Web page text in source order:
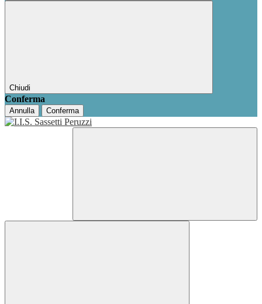
Chiudi
Conferma
Annulla Conferma